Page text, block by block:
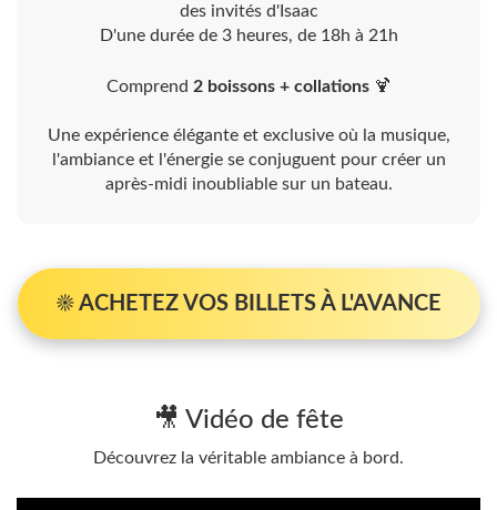
des invités d'Isaac
D'une durée de 3 heures, de 18h à 21h
Comprend 2 boissons + collations🍹
Une expérience élégante et exclusive où la musique,
l'ambiance et l'énergie se conjuguent pour créer un
après-midi inoubliable sur un bateau.
☀️ ACHETEZ VOS BILLETS À L'AVANCE
🎥 Vidéo de fête
Découvrez la véritable ambiance à bord.